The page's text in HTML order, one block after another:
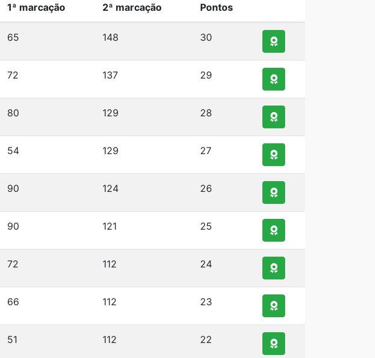
1ª marcação 2ª marcação Pontos
65 148 30
72 137 29
80 129 28
54 129 27
90 124 26
90 121 25
72 112 24
66 112 23
51 112 22